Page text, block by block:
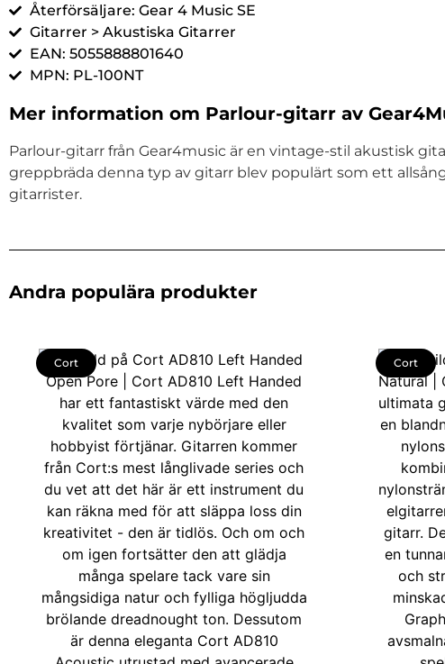
Återförsäljare: Gear 4 Music SE
Gitarrer > Akustiska Gitarrer
EAN: 5055888801640
MPN: PL-100NT
Mer information om Parlour-gitarr av
Parlour-gitarr från Gear4music är en vintage-stil akustisk
greppbräda denna typ av gitarr blev populärt som ett
gitarrister.
Andra populära produkter
Cort Cort